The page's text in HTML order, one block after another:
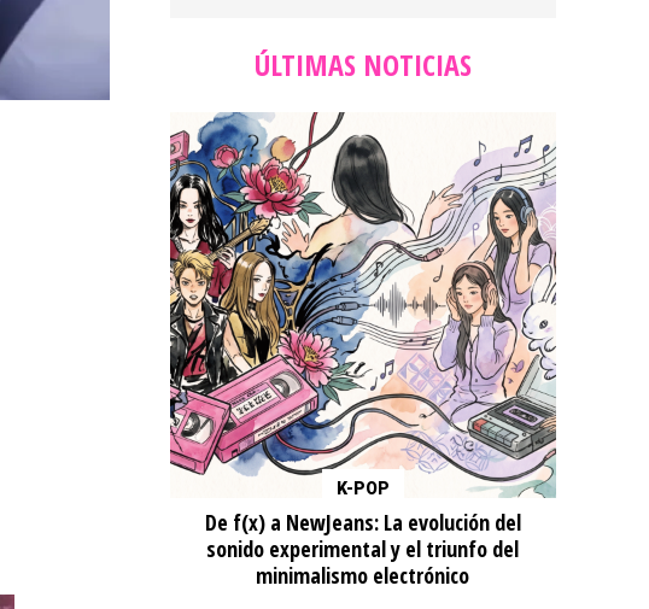
ÚLTIMAS NOTICIAS
K-POP
De f(x) a NewJeans: La evolución del
sonido experimental y el triunfo del
minimalismo electrónico